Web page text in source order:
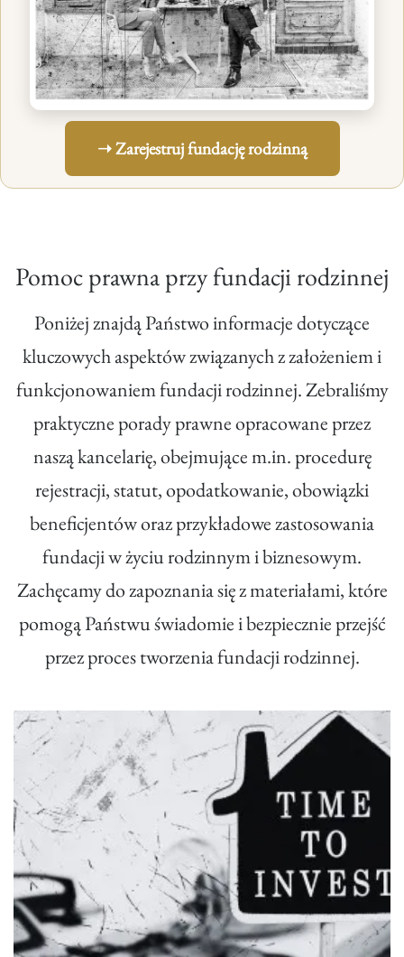
➝ Zarejestruj fundację rodzinną
Pomoc prawna przy fundacji rodzinnej
Poniżej znajdą Państwo informacje dotyczące
kluczowych aspektów związanych z założeniem i
funkcjonowaniem fundacji rodzinnej. Zebraliśmy
praktyczne porady prawne opracowane przez
naszą kancelarię, obejmujące m.in. procedurę
rejestracji, statut, opodatkowanie, obowiązki
beneficjentów oraz przykładowe zastosowania
fundacji w życiu rodzinnym i biznesowym.
Zachęcamy do zapoznania się z materiałami, które
pomogą Państwu świadomie i bezpiecznie przejść
przez proces tworzenia fundacji rodzinnej.